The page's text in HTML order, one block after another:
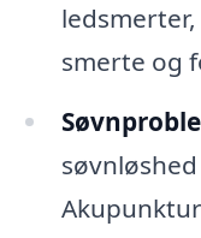
smerte og